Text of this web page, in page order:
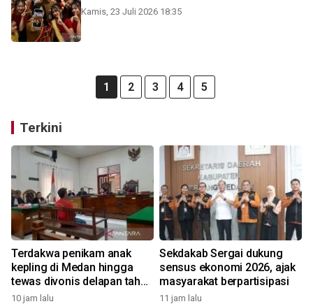
Kamis, 23 Juli 2026 18:35
1 2 3 4 5
Terkini
Terdakwa penikam anak
kepling di Medan hingga
tewas divonis delapan tahun
penjara
10 jam lalu
Sekdakab Sergai dukung
sensus ekonomi 2026, ajak
masyarakat berpartisipasi
11 jam lalu